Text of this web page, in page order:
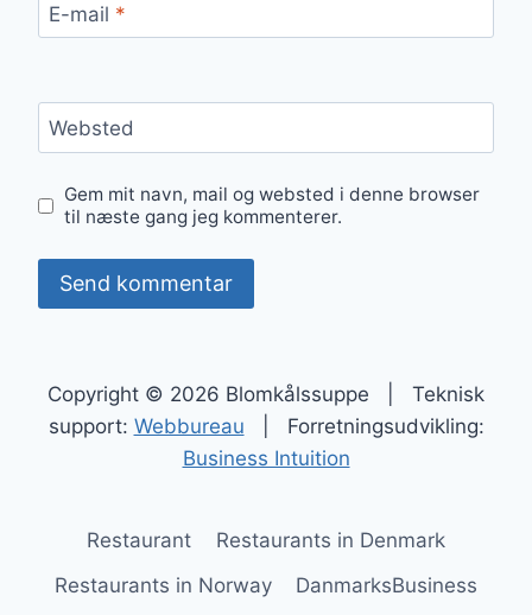
E-mail *
Websted
Gem mit navn, mail og websted i denne browser
til næste gang jeg kommenterer.
Copyright © 2026 Blomkålssuppe | Teknisk
support: Webbureau | Forretningsudvikling:
Business Intuition
Restaurant
Restaurants in Denmark
Restaurants in Norway
DanmarksBusiness